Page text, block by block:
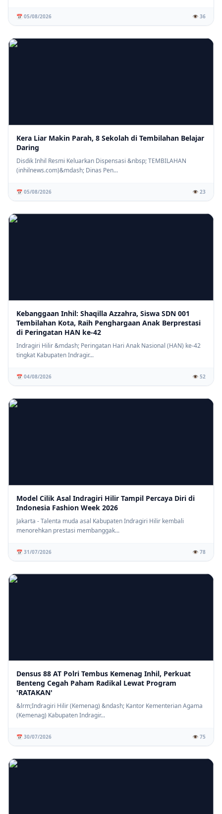
📅 05/08/2026 👁️ 36
Kera Liar Makin Parah, 8 Sekolah di Tembilahan Belajar
Daring
Disdik Inhil Resmi Keluarkan Dispensasi &nbsp; TEMBILAHAN
(inhilnews.com)&mdash; Dinas Pen...
📅 05/08/2026 👁️ 23
Kebanggaan Inhil: Shaqilla Azzahra, Siswa SDN 001
Tembilahan Kota, Raih Penghargaan Anak Berprestasi
di Peringatan HAN ke-42
Indragiri Hilir &mdash; Peringatan Hari Anak Nasional (HAN) ke-42
tingkat Kabupaten Indragir...
📅 04/08/2026 👁️ 52
Model Cilik Asal Indragiri Hilir Tampil Percaya Diri di
Indonesia Fashion Week 2026
Jakarta - Talenta muda asal Kabupaten Indragiri Hilir kembali
menorehkan prestasi membanggak...
📅 31/07/2026 👁️ 78
Densus 88 AT Polri Tembus Kemenag Inhil, Perkuat
Benteng Cegah Paham Radikal Lewat Program
'RATAKAN'
&lrm;Indragiri Hilir (Kemenag) &ndash; Kantor Kementerian Agama
(Kemenag) Kabupaten Indragir...
📅 30/07/2026 👁️ 75